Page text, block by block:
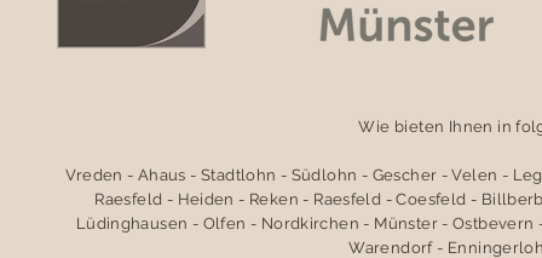
Wie bieten Ihnen in
Vreden - Ahaus - Stadtlohn - Südlohn - Gescher - Velen -
Raesfeld - Heiden - Reken - Raesfeld - Coesfeld -
Lüdinghausen - Olfen - Nordkirchen - Münster -
Warendorf -